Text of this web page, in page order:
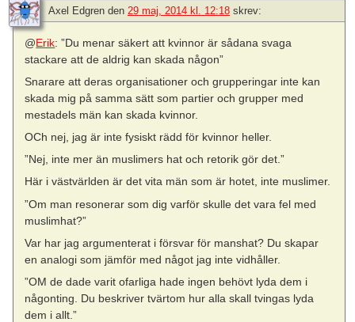
Axel Edgren den 29 maj, 2014 kl. 12:18 skrev:
@Erik: ”Du menar säkert att kvinnor är sådana svaga
stackare att de aldrig kan skada någon”
Snarare att deras organisationer och grupperingar inte kan
skada mig på samma sätt som partier och grupper med
mestadels män kan skada kvinnor.
OCh nej, jag är inte fysiskt rädd för kvinnor heller.
”Nej, inte mer än muslimers hat och retorik gör det.”
Här i västvärlden är det vita män som är hotet, inte muslimer.
”Om man resonerar som dig varför skulle det vara fel med
muslimhat?”
Var har jag argumenterat i försvar för manshat? Du skapar
en analogi som jämför med något jag inte vidhåller.
”OM de dade varit ofarliga hade ingen behövt lyda dem i
någonting. Du beskriver tvärtom hur alla skall tvingas lyda
dem i allt.”